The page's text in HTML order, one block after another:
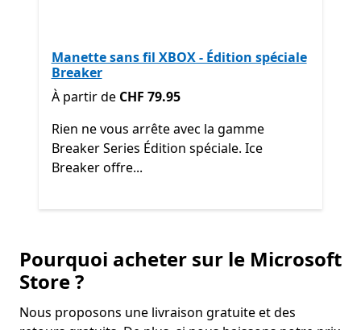
Manette sans fil XBOX - Édition spéciale
Breaker
À partir de CHF 79.95
À partir de CHF 79.95
Rien ne vous arrête avec la gamme
Breaker Series Édition spéciale. Ice
Breaker offre...
Retour aux contrôles suivants et précédents
Fin de Découvrir d’autres produits
Pourquoi acheter sur le Microsoft
Store ?
Nous proposons une livraison gratuite et des